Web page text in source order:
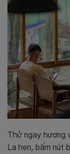
Thử ngay hương
La hen, bấm nút